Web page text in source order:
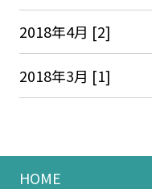
2018年4月 [2]
2018年3月 [1]
HOME